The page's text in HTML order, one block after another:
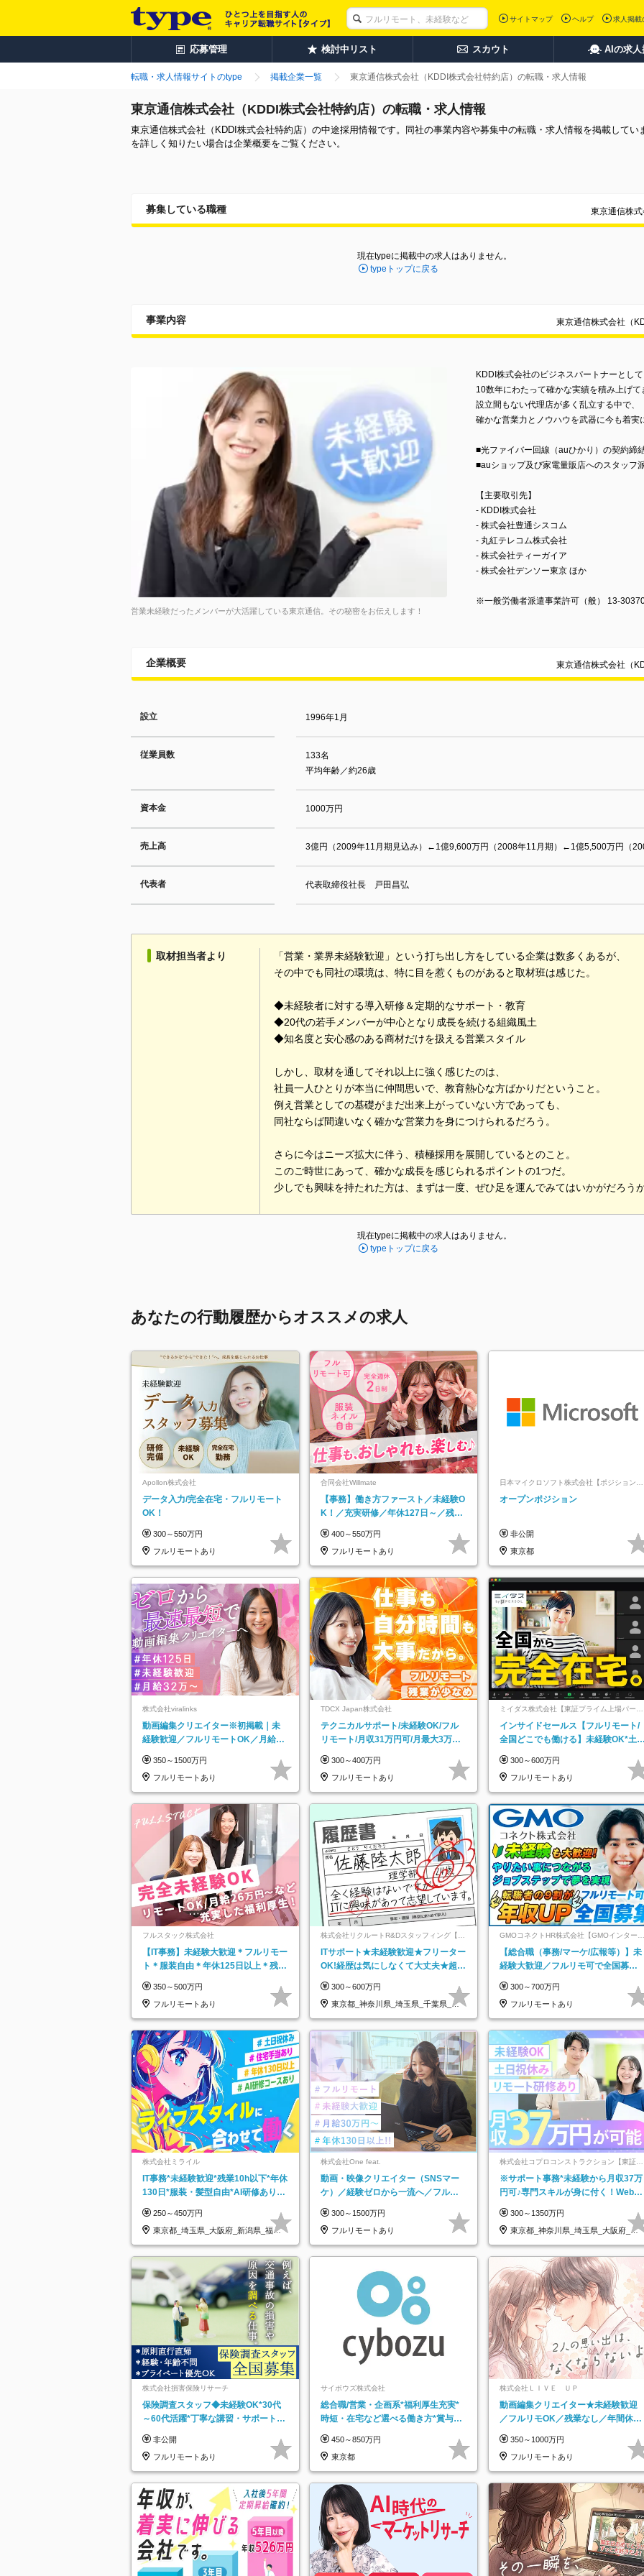
サイトマップ ヘルプ 求人掲載
応募管理 検討中リスト スカウト AIの求人
転職・求人情報サイトのtype 掲載企業一覧 東京通信株式会社（KDDI株式会社特約店）の転職・求人情報
東京通信株式会社（KDDI株式会社特約店）の転職・求人情報
東京通信株式会社（KDDI株式会社特約店）の中途採用情報です。同社の事業内容や募集中の転職・求人情報を掲載してい
を詳しく知りたい場合は企業概要をご覧ください。
募集している職種 東京通信株
現在typeに掲載中の求人はありません。
typeトップに戻る
事業内容 東京通信株式会社（
営業未経験だったメンバーが大活躍している東京通信。その秘密をお伝えします！
KDDI株式会社のビジネスパートナーとし
10数年にわたって確かな実績を積み上げて
設立間もない代理店が多く乱立する中で、
確かな営業力とノウハウを武器に今も着実
■光ファイバー回線（auひかり）の契約締
■auショップ及び家電量販店へのスタッフ
【主要取引先】
- KDDI株式会社
- 株式会社豊通シスコム
- 丸紅テレコム株式会社
- 株式会社ティーガイア
- 株式会社デンソー東京 ほか
※一般労働者派遣事業許可（般） 13-
企業概要 東京通信株式会社（
設立 1996年1月
従業員数
133名
平均年齢／約26歳
資本金 1000万円
売上高 3億円（2009年11月期見込み）←1億9,600万円（2008年11月期）←1億5,500万円（
代表者 代表取締役社長 戸田昌弘
取材担当者より
「営業・業界未経験歓迎」という打ち出し方をしている企業は数多くあるが、
その中でも同社の環境は、特に目を惹くものがあると取材班は感じた。
◆未経験者に対する導入研修＆定期的なサポート・教育
◆20代の若手メンバーが中心となり成長を続ける組織風土
◆知名度と安心感のある商材だけを扱える営業スタイル
しかし、取材を通してそれ以上に強く感じたのは、
社員一人ひとりが本当に仲間思いで、教育熱心な方ばかりだということ。
例え営業としての基礎がまだ出来上がっていない方であっても、
同社ならば間違いなく確かな営業力を身につけられるだろう。
さらに今はニーズ拡大に伴う、積極採用を展開しているとのこと。
このご時世にあって、確かな成長を感じられるポイントの1つだ。
少しでも興味を持たれた方は、まずは一度、ぜひ足を運んでみてはいかがだろう
現在typeに掲載中の求人はありません。
typeトップに戻る
あなたの行動履歴からオススメの求人
Apollon株式会社
データ入力/完全在宅・フルリモート
OK！
300～550万円
フルリモートあり
合同会社Willmate
【事務】働き方ファースト／未経験O
K！／充実研修／年休127日～／残業
400～550万円
フルリモートあり
日本マイクロソフト株式会社【ポジションマ
ッチ登録】
オープンポジション
非公開
東京都
株式会社viralinks
動画編集クリエイター※初掲載｜未
経験歓迎／フルリモートOK／月給32
350～1500万円
フルリモートあり
TDCX Japan株式会社
テクニカルサポート/未経験OK/フル
リモート/月収31万円可/月最大3万の
300～400万円
フルリモートあり
ミイダス株式会社【東証プライム上場パーソ
インサイドセールス【フルリモート/
全国どこでも働ける】未経験OK*土
300～600万円
フルリモートあり
フルスタック株式会社
【IT事務】未経験大歓迎＊フルリモー
ト＊服装自由＊年休125日以上＊残業
350～500万円
フルリモートあり
株式会社リクルートR&Dスタッフィング【リ
クルートグループ】
ITサポート★未経験歓迎★フリーター
OK!経歴は気にしなくて大丈夫★超大
300～600万円
東京都_神奈川県_埼玉県_千葉県_大
阪府…
GMOコネクトHR株式会社【GMOインターネ
ットグループ】
【総合職（事務/マーケ/広報等）】未
経験大歓迎／フルリモ可で全国募
★
300～700万円
フルリモートあり
株式会社ミライル
IT事務*未経験歓迎*残業10h以下*年休
130日*服装・髪型自由*AI研修あり*
250～450万円
東京都_埼玉県_大阪府_新潟県_福岡
県
株式会社One feat.
動画・映像クリエイター（SNSマー
ケ）／経験ゼロから一流へ／フルリ
日以上
300～1500万円
フルリモートあり
株式会社コプロコンストラクション【東証プ
ライム上場コプロ・ホールディングス子会
社】
※サポート事務*未経験から月収37万
円可♪専門スキルが身に付く！Web面
300～1350万円
東京都_神奈川県_埼玉県_大阪府_愛
知県…
株式会社損害保険リサーチ
保険調査スタッフ◆未経験OK*30代
～60代活躍*丁寧な講習・サポートあ
託
非公開
フルリモートあり
サイボウズ株式会社
総合職/営業・企画系*福利厚生充実*
時短・在宅など選べる働き方*賞与年
450～850万円
東京都
株式会社ＬＩＶＥ ＵＰ
動画編集クリエイター★未経験歓迎
／フルリモOK／残業なし／年間休日
実で安心
350～1000万円
フルリモートあり